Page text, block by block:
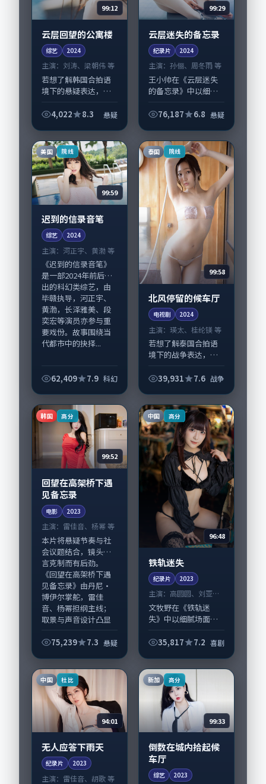
99:12
云层回望的公寓楼
综艺 2024
主演： 刘涛、梁朝伟 等
若想了解韩国合拍语
境下的悬疑表达，
楼》值得关注：剧情
梁朝伟与配角群戏并
重。影片2024年面
世...
4,022 8.3 悬疑
99:29
云层迷失的备忘录
纪录片 2024
主演：孙俪、周冬雨 等
王小帅在《云层迷失
的备忘录》中以细腻
力，孙俪、周冬雨领
在英国完成制作协
同，2024-04-...
76,187 6.8 悬疑
美国 院线
99:59
迟到的信录音笔
综艺 2024
主演： 河正宇、黄渤 等
《迟到的信录音笔》
是一部2024年前后推
出的科幻类综艺，由
毕赣执导，河正宇、
黄渤，长泽雅美、段
奕宏等演员亦参与重
要戏份。故事围绕当
代都市中的抉择...
62,409 7.9 科幻
泰国 院线
99:58
北风停留的候车厅
电视剧 2024
主演：瑛太、桂纶镁 等
若想了解泰国合拍语
境下的战争表达，
厅》值得关注：剧情
桂纶镁与配角群戏并
重。影片2024年面
世...
39,931 7.6 战争
韩国 高分
99:52
回望在高架桥下遇
见备忘录
电影 2023
主演： 雷佳音、杨幂 等
本片将悬疑节奏与社
会议题结合，镜头语
言克制而有后劲。
《回望在高架桥下遇
见备忘录》由丹尼·
博伊尔掌舵，雷佳
音、杨幂担纲主线；
取景与声音设计凸显
75,239
7.3 悬疑
中国 高分
96:48
铁轨迷失
纪录片 2023
主演：高圆圆、刘亚仁
等
文牧野在《铁轨迷
失》中以细腻场面调
圆圆、刘亚仁领衔的
国大陆完成制作协
同，2023-12-1...
35,817 7.2 喜剧
中国 杜比
94:01
无人应答下雨天
纪录片 2023
主演： 雷佳音、胡歌 等
新加 高分
99:33
倒数在城内拾起候
车厅
综艺 2023